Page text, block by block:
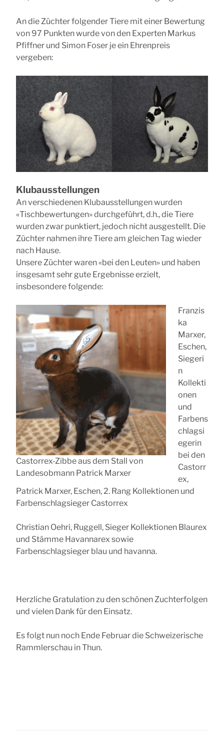
An die Züchter folgender Tiere mit einer Bewertung
von 97 Punkten wurde von den Experten Markus
Pfiffner und Simon Foser je ein Ehrenpreis
vergeben:
Klubausstellungen
An verschiedenen Klubausstellungen wurden
«Tischbewertungen» durchgeführt, d.h., die Tiere
wurden zwar punktiert, jedoch nicht ausgestellt. Die
Züchter nahmen ihre Tiere am gleichen Tag wieder
nach Hause.
Unsere Züchter waren «bei den Leuten» und haben
insgesamt sehr gute Ergebnisse erzielt,
insbesondere folgende:
Castorrex-Zibbe aus dem Stall von
Landesobmann Patrick Marxer
Franzis
ka
Marxer,
Eschen,
Siegeri
n
Kollekti
onen
und
Farbens
chlagsi
egerin
bei den
Castorr
ex,
Patrick Marxer, Eschen, 2. Rang Kollektionen und
Farbenschlagsieger Castorrex
Christian Oehri, Ruggell, Sieger Kollektionen Blaurex
und Stämme Havannarex sowie
Farbenschlagsieger blau und havanna.
Herzliche Gratulation zu den schönen Zuchterfolgen
und vielen Dank für den Einsatz.
Es folgt nun noch Ende Februar die Schweizerische
Rammlerschau in Thun.